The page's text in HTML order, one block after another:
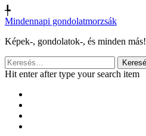
╄
Mindennapi gondolatmorzsák
Képek-, gondolatok-, és minden más!
Keresés:
Hit enter after type your search item